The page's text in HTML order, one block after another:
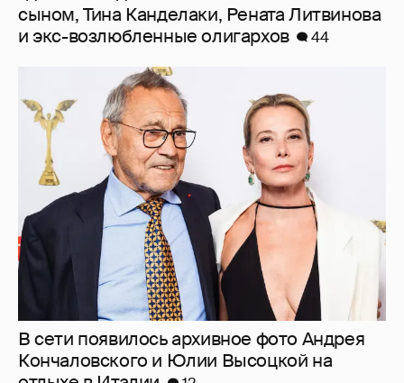
В сети появилось архивное фото Андрея
Кончаловского и Юлии Высоцкой на
отдыхе в Италии
12